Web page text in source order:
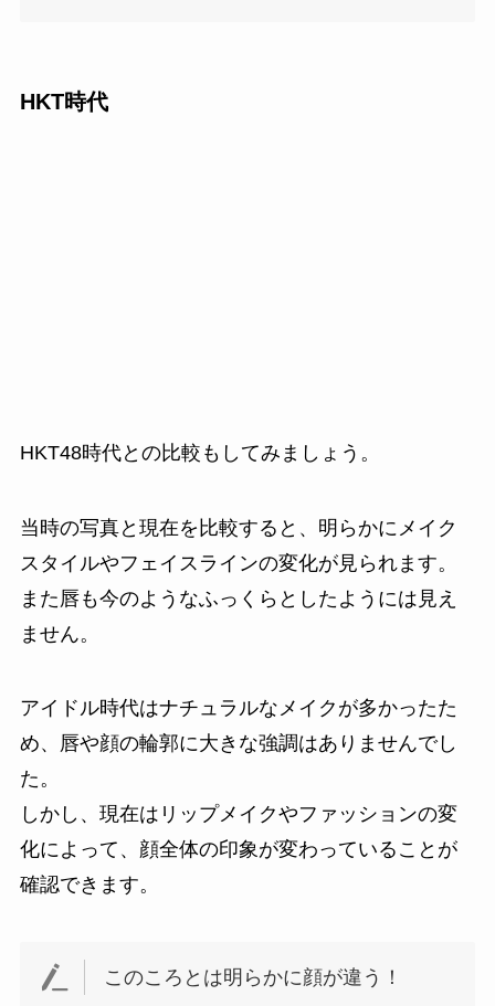
HKT時代
HKT48時代との比較もしてみましょう。
当時の写真と現在を比較すると、明らかにメイク
スタイルやフェイスラインの変化が見られます。
また唇も今のようなふっくらとしたようには見え
ません。
アイドル時代はナチュラルなメイクが多かったた
め、唇や顔の輪郭に大きな強調はありませんでし
た。
しかし、現在はリップメイクやファッションの変
化によって、顔全体の印象が変わっていることが
確認できます。
このころとは明らかに顔が違う！